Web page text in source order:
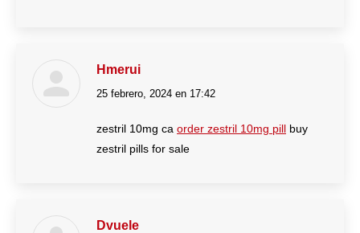
Hmerui
dice:
25 febrero, 2024 en 17:42
zestril 10mg ca order zestril 10mg pill buy
zestril pills for sale
Dvuele